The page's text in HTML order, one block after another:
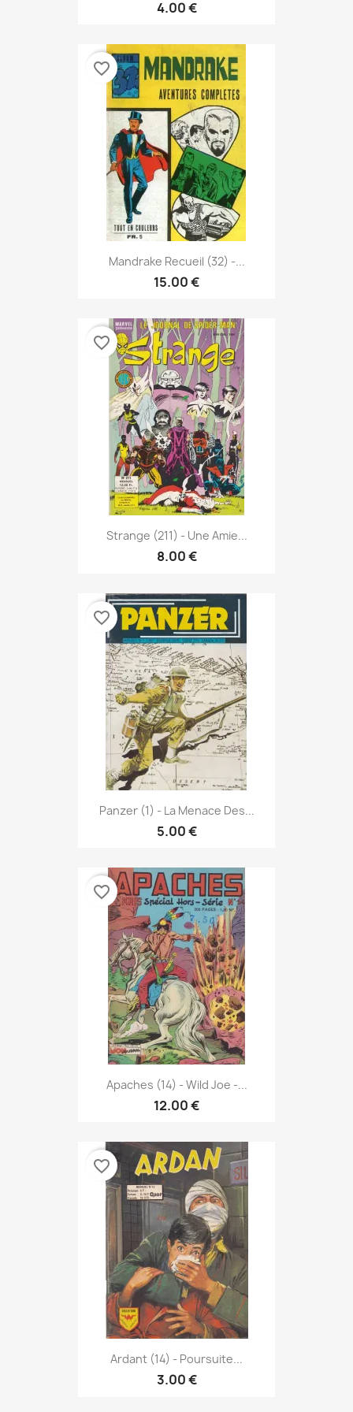
4.00 €
Mandrake Recueil (32) -...
15.00 €
favorite_border
Strange (211) - Une Amie...
8.00 €
favorite_border
Panzer (1) - La Menace Des...
5.00 €
favorite_border
Apaches (14) - Wild Joe -...
12.00 €
favorite_border
Ardant (14) - Poursuite...
3.00 €
favorite_border